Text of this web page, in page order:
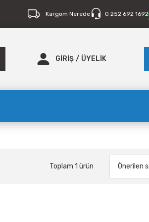
Kargom Nerede 0 252 692 1692
GİRİŞ / ÜYELİK
Toplam 1 ürün